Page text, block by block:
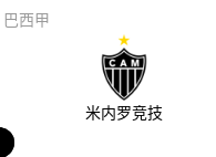
巴西甲
米内罗竞技